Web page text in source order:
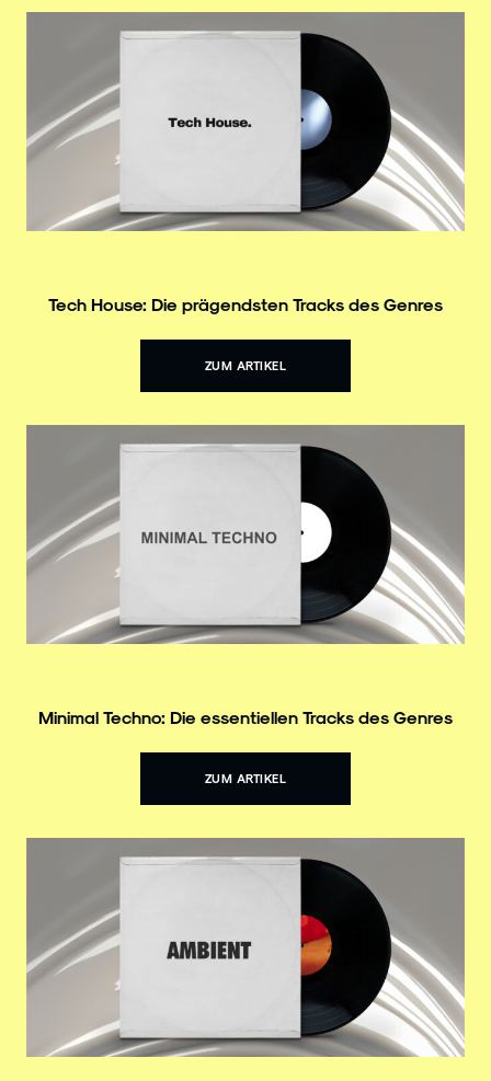
Tech House: Die prägendsten Tracks des Genres
ZUM ARTIKEL
Minimal Techno: Die essentiellen Tracks des Genres
ZUM ARTIKEL